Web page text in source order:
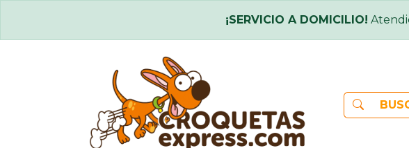
¡SERVICIO A DOMICILIO!